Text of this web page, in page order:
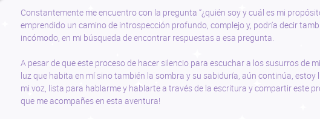
Constantemente me encuentro con la pregunta “¿quién soy y cuál es mi
emprendido un camino de introspección profundo, complejo y, podría decir
incómodo, en mi búsqueda de encontrar respuestas a esa pregunta.
A pesar de que este proceso de hacer silencio para escuchar a los susurros de
luz que habita en mí sino también la sombra y su sabiduría, aún continúa,
mi voz, lista para hablarme y hablarte a través de la escritura y compartir este
que me acompañes en esta aventura!